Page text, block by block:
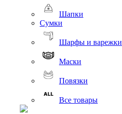
Шапки
Сумки
Шарфы и варежки
Маски
Повязки
Все товары